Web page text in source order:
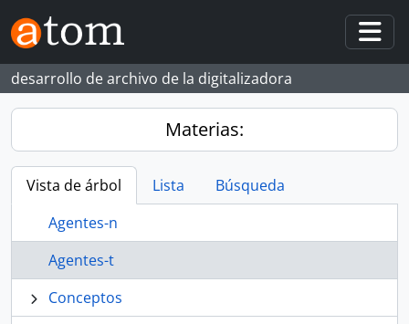
Skip to main content
desarrollo de archivo de la digitalizadora
Materias:
Vista de árbol Lista
Búsqueda
Agentes-n
Agentes-t
Conceptos